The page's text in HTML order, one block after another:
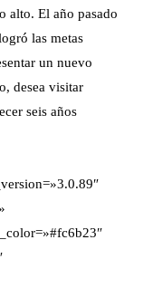
alto. El año pasado
las metas
un nuevo
desea visitar
seis años